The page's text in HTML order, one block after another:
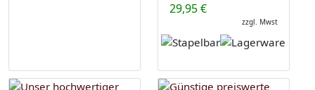
29,95 €
zzgl. Mwst